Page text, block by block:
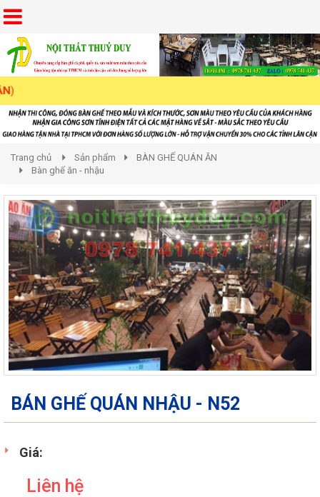
Trang chủ Sản phẩm
BÀN GHẾ QUÁN ĂN
Bàn ghế ăn - nhậu
BÁN GHẾ QUÁN NHẬU - N52
Giá:
Liên hệ